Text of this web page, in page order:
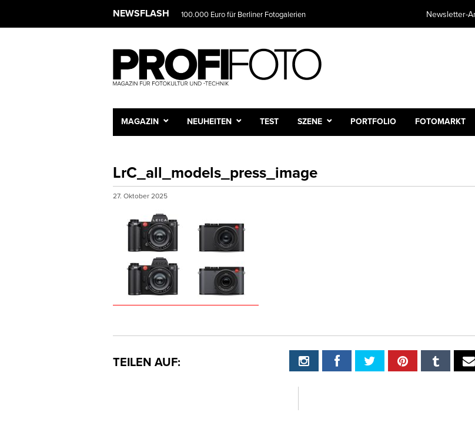
NEWSFLASH 100.000 Euro für Berliner Fotogalerien Newsletter-
MAGAZIN NEUHEITEN TEST SZENE PORTFOLIO FOTOMARKT
LrC_all_models_press_image
27. Oktober 2025
TEILEN AUF: